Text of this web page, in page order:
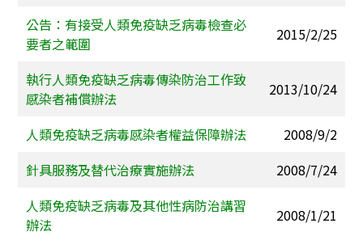
公告：有接受人類免疫缺乏病毒檢查必
要者之範圍
2015/2/25
執行人類免疫缺乏病毒傳染防治工作致
感染者補償辦法
2013/10/24
人類免疫缺乏病毒感染者權益保障辦法
2008/9/2
針具服務及替代治療實施辦法
2008/7/24
人類免疫缺乏病毒及其他性病防治講習
辦法
2008/1/21